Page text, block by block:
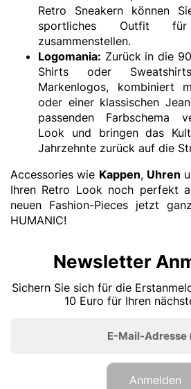
Retro Sneakern können
sportliches Outfit
zusammenstellen.
Logomania: Zurück in die
Shirts oder
Markenlogos, kombiniert
oder einer klassischen
passenden Farbschema
Look und bringen das
Jahrzehnte zurück auf die
Accessories wie Kappen, Uhren
Ihren Retro Look noch perfekt
neuen Fashion-Pieces jetzt
HUMANIC!
Newsletter
Sichern Sie sich für die
10 Euro für Ihren
E-Mail-Adresse
Anmelden